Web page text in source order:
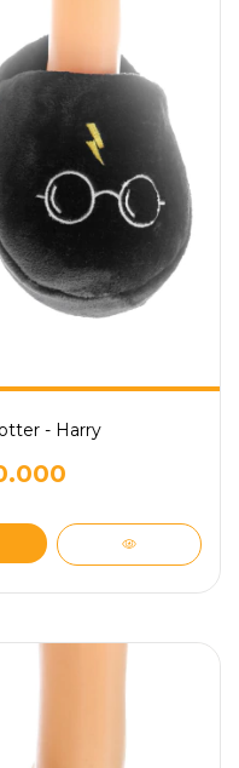
- Harry